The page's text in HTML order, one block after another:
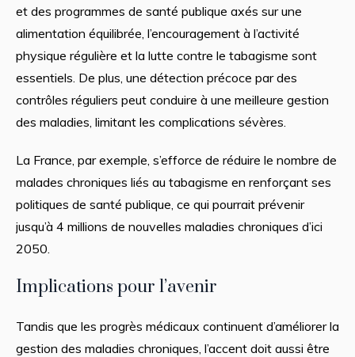
et des programmes de santé publique axés sur une
alimentation équilibrée, l’encouragement à l’activité
physique régulière et la lutte contre le tabagisme sont
essentiels. De plus, une détection précoce par des
contrôles réguliers peut conduire à une meilleure gestion
des maladies, limitant les complications sévères.
La France, par exemple, s’efforce de réduire le nombre de
malades chroniques liés au tabagisme en renforçant ses
politiques de santé publique, ce qui pourrait prévenir
jusqu’à 4 millions de nouvelles maladies chroniques d’ici
2050.
Implications pour l’avenir
Tandis que les progrès médicaux continuent d’améliorer la
gestion des maladies chroniques, l’accent doit aussi être